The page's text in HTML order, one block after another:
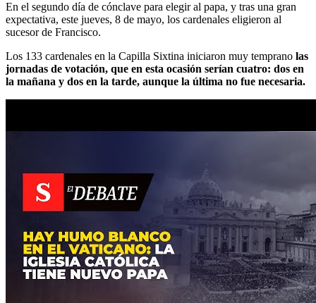
En el segundo día de cónclave para elegir al papa, y tras una gran
expectativa, este jueves, 8 de mayo, los cardenales eligieron al
sucesor de Francisco.
Los 133 cardenales en la Capilla Sixtina iniciaron muy temprano las
jornadas de votación, que en esta ocasión serían cuatro: dos en
la mañana y dos en la tarde, aunque la última no fue necesaria.